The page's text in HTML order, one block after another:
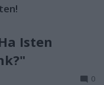
Isten
0